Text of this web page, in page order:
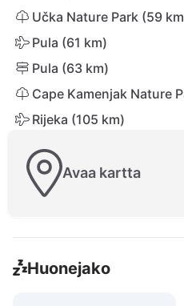
Učka Nature Park (59
Pula (61 km)
Pula (63 km)
Cape Kamenjak Nature
Rijeka (105 km)
Avaa kartta
Huonejako